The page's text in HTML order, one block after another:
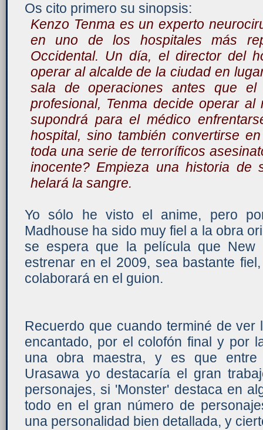
Os cito primero su sinopsis:
Kenzo Tenma es un experto
en uno de los hospitales más
Occidental. Un día, el director del
operar al alcalde de la ciudad en
sala de operaciones antes que
profesional, Tenma decide operar
supondrá para el médico
hospital, sino también convertirse
toda una serie de terroríficos
inocente? Empieza una historia de
helará la sangre.
Yo sólo he visto el anime, pero
Madhouse ha sido muy fiel a la obra
se espera que la película que New
estrenar en el 2009, sea bastante
colaborará en el guion.
Recuerdo que cuando terminé de ver
encantado, por el colofón final y por
una obra maestra, y es que
Urasawa yo destacaría el gran
personajes, si 'Monster' destaca en
todo en el gran número de
una personalidad bien detallada, y